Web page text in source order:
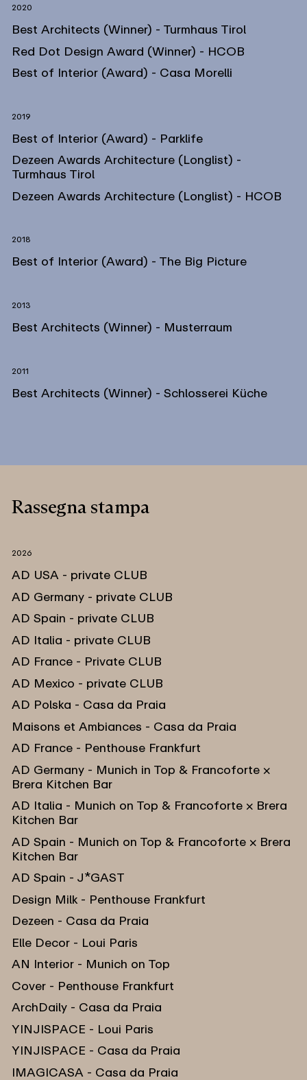
2020
Best Architects (Winner) - Turmhaus Tirol
Red Dot Design Award (Winner) - HCOB
Best of Interior (Award) - Casa Morelli
2019
Best of Interior (Award) - Parklife
Dezeen Awards Architecture (Longlist) -
Turmhaus Tirol
Dezeen Awards Architecture (Longlist) - HCOB
2018
Best of Interior (Award) - The Big Picture
2013
Best Architects (Winner) - Musterraum
2011
Best Architects (Winner) - Schlosserei Küche
Rassegna stampa
2026
AD USA - private CLUB
AD Germany - private CLUB
AD Spain - private CLUB
AD Italia - private CLUB
AD France - Private CLUB
AD Mexico - private CLUB
AD Polska - Casa da Praia
Maisons et Ambiances - Casa da Praia
AD France - Penthouse Frankfurt
AD Germany - Munich in Top & Francoforte ×
Brera Kitchen Bar
AD Italia - Munich on Top & Francoforte × Brera
Kitchen Bar
AD Spain - Munich on Top & Francoforte × Brera
Kitchen Bar
AD Spain - J*GAST
Design Milk - Penthouse Frankfurt
Dezeen - Casa da Praia
Elle Decor - Loui Paris
AN Interior - Munich on Top
Cover - Penthouse Frankfurt
ArchDaily - Casa da Praia
YINJISPACE - Loui Paris
YINJISPACE - Casa da Praia
IMAGICASA - Casa da Praia